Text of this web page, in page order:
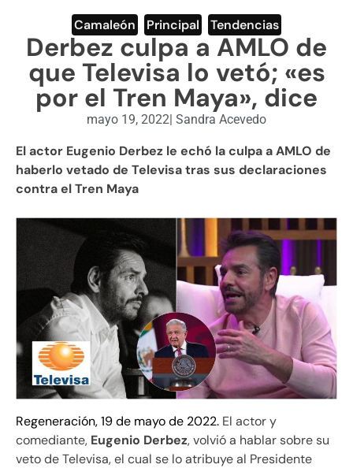
ENGLISH SECTION
VIDEOS
Camaleón Principal Tendencias
Derbez culpa a AMLO de
que Televisa lo vetó; «es
por el Tren Maya», dice
mayo 19, 2022| Sandra Acevedo
El actor Eugenio Derbez le echó la culpa a AMLO de
haberlo vetado de Televisa tras sus declaraciones
contra el Tren Maya
Regeneración, 19 de mayo de 2022. El actor y
comediante, Eugenio Derbez, volvió a hablar sobre su
veto de Televisa, el cual se lo atribuye al Presidente